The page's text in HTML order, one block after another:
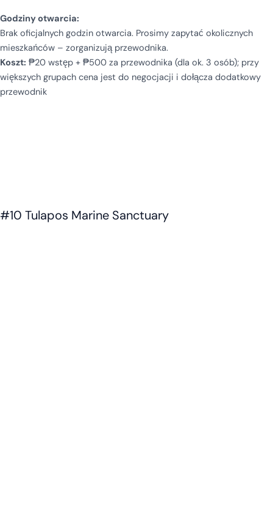
Godziny otwarcia:
Brak oficjalnych godzin otwarcia. Prosimy zapytać okolicznych
mieszkańców – zorganizują przewodnika.
Koszt: ₱20 wstęp + ₱500 za przewodnika (dla ok. 3 osób); przy
większych grupach cena jest do negocjacji i dołącza dodatkowy
przewodnik
#10 Tulapos Marine Sanctuary